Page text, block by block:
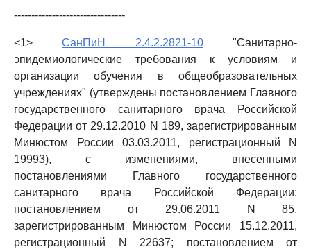
--------------------------------
<1>СанПиН 2.4.2.2821-10"Санитарно-
эпидемиологические требования к условиям и
организации обучения в общеобразовательных
учреждениях" (утверждены постановлением Главного
государственного санитарного врача Российской
Федерации от 29.12.2010 N 189, зарегистрированным
Минюстом России 03.03.2011, регистрационный N
19993), с изменениями, внесенными
постановлениями Главного государственного
санитарного врача Российской Федерации:
постановлением от 29.06.2011 N 85,
зарегистрированным Минюстом России 15.12.2011,
регистрационный N 22637; постановлением от